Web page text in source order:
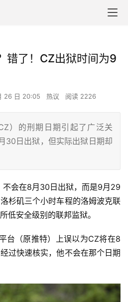
错了！CZ出狱时间为9
26 日 20:05 热议 阅读 2226
）的刑期日期引起了广泛关
30日出狱，但实际出狱日期却
不会在8月30日出狱，而是9月29
杉矶三个小时车程的洛姆波克联
低安全级别的联邦监狱。
台（原推特）上误以为CZ将在8
过快速核实，他不会在那个日期